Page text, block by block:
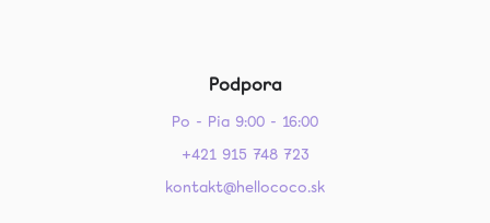
Podpora
Po - Pia 9:00 - 16:00
+421 915 748 723
kontakt@hellococo.sk